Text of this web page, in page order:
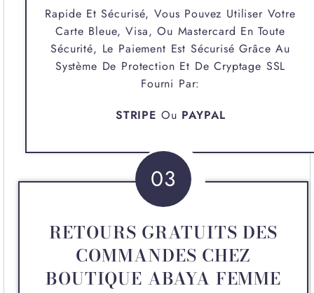
Rapide Et Sécurisé, Vous Pouvez Utiliser Votre
Carte Bleue, Visa, Ou Mastercard En Toute
Sécurité, Le Paiement Est Sécurisé Grâce Au
Système De Protection Et De Cryptage SSL
Fourni Par:
STRIPE Ou PAYPAL
03
RETOURS GRATUITS DES
COMMANDES CHEZ
BOUTIQUE ABAYA FEMME